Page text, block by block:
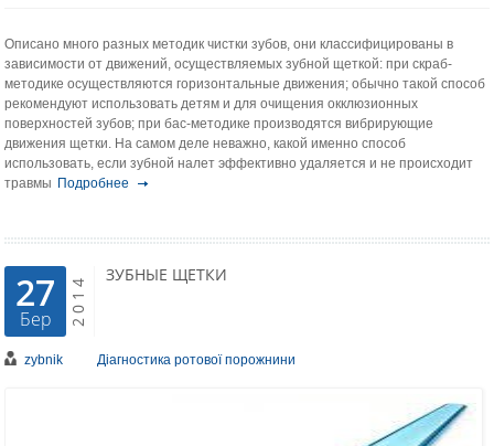
Описано много разных методик чистки зубов, они классифицированы в
зависимости от движений, осуществляемых зубной щеткой: при скраб-
методике осуществляются горизонтальные движения; обычно такой способ
рекомендуют использовать детям и для очище­ния окклюзионных
поверхностей зубов; при бас-методике производятся вибрирующие
движения щетки. На самом деле неважно, какой именно способ
использовать, если зубной налет эффективно удаляется и не происходит
травмы Подробнее
27
Бер 2014 ЗУБНЫЕ ЩЕТКИ
zybnik Діагностика ротової порожнини